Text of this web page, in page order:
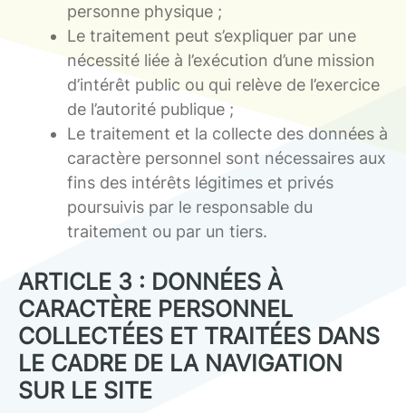
personne physique ;
Le traitement peut s’expliquer par une
nécessité liée à l’exécution d’une mission
d’intérêt public ou qui relève de l’exercice
de l’autorité publique ;
Le traitement et la collecte des données à
caractère personnel sont nécessaires aux
fins des intérêts légitimes et privés
poursuivis par le responsable du
traitement ou par un tiers.
ARTICLE 3 : DONNÉES À
CARACTÈRE PERSONNEL
COLLECTÉES ET TRAITÉES DANS
LE CADRE DE LA NAVIGATION
SUR LE SITE